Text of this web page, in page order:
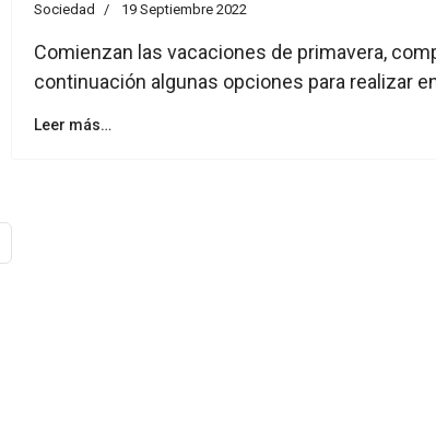
Sociedad 19 Septiembre 2022
Comienzan las vacaciones de primavera,
continuación algunas opciones para realizar
Leer más…